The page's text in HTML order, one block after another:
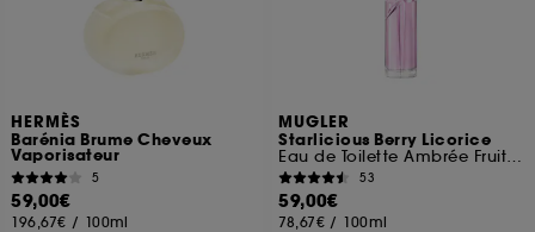
HERMÈS
Barénia Brume Cheveux
Vaporisateur
5
59,00€
196,67€ / 100ml
MUGLER
Starlicious Berry Licorice
Eau de Toilette Ambrée Fruitée Gourmande
53
59,00€
78,67€ / 100ml